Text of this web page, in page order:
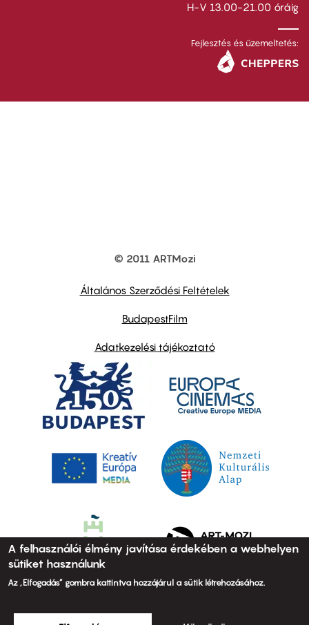
H-V 13.00-21.00 óráig
Fejlesztés és üzemeltetés:
© 2011 ARTMozi
Általános Szerződési Feltételek
BudapestFilm
Adatkezelési tájékoztató
A felhasználói élmény javítása érdekében a webhelyen
sütiket használunk
Az „Elfogadás” gombra kattintva hozzájárul a sütik létrehozásához.